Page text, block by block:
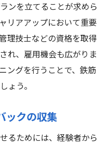
ンを立てることが求めら
リアアップにおいて重要
理技士などの資格を取得
れ、雇用機会も広がりま
ングを行うことで、鉄筋
ょう。
ックの収集
るためには、経験者から